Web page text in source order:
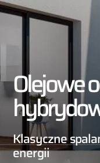
Olejowe
Klasyczne
energii